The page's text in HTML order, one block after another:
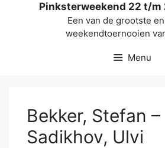
Pinksterweekend 22 t/m
Een van de grootste
weekendtoernooien
Menu
Bekker, Stefan –
Sadikhov, Ulvi